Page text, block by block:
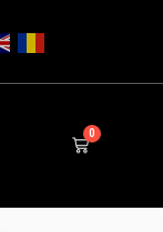
0
Cart